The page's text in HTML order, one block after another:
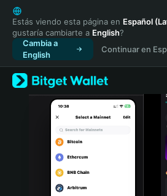
English
日本語
Tiếng Việt
Русский
Español (Latinoamérica)
Türkçe
Italiano
Português (Portugal)
Bahasa Indonesia
Estás viendo esta página en Español
gustaría cambiarte a English?
Cambia a
English
Continuar en